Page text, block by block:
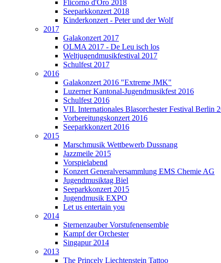
Flicorno d'Oro 2018
Seeparkkonzert 2018
Kinderkonzert - Peter und der Wolf
2017
Galakonzert 2017
OLMA 2017 - De Leu isch los
Weltjugendmusikfestival 2017
Schulfest 2017
2016
Galakonzert 2016 "Extreme JMK"
Luzerner Kantonal-Jugendmusikfest 2016
Schulfest 2016
VII. Internationales Blasorchester Festival Berlin
Vorbereitungskonzert 2016
Seeparkkonzert 2016
2015
Marschmusik Wettbewerb Dussnang
Jazzmeile 2015
Vorspielabend
Konzert Generalversammlung EMS Chemie AG
Jugendmusiktag Biel
Seeparkkonzert 2015
Jugendmusik EXPO
Let us entertain you
2014
Sternenzauber Vorstufenensemble
Kampf der Orchester
Singapur 2014
2013
The Princely Liechtenstein Tattoo